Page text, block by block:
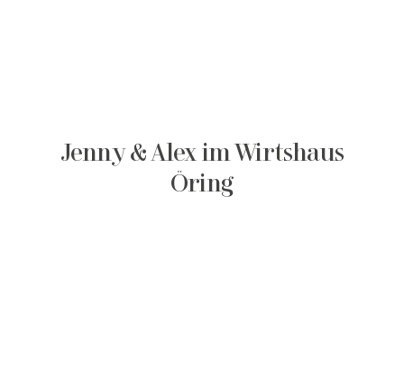
Jenny & Alex im Wirtshaus
Öring